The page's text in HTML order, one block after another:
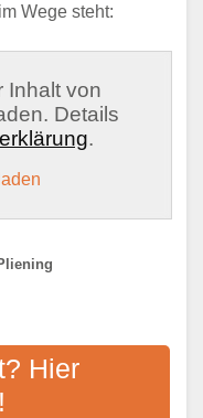
Wege steht:
Inhalt von
Details
.
39, 85591
Hier